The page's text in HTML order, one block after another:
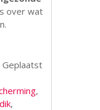
over wat
Geplaatst
,
dik,